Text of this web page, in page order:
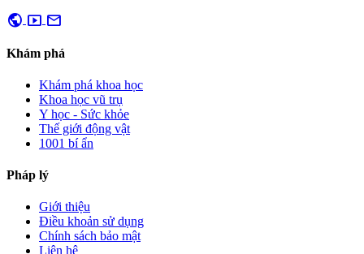
public smart_display mail
Khám phá
Khám phá khoa học
Khoa học vũ trụ
Y học - Sức khỏe
Thế giới động vật
1001 bí ẩn
Pháp lý
Giới thiệu
Điều khoản sử dụng
Chính sách bảo mật
Liên hệ